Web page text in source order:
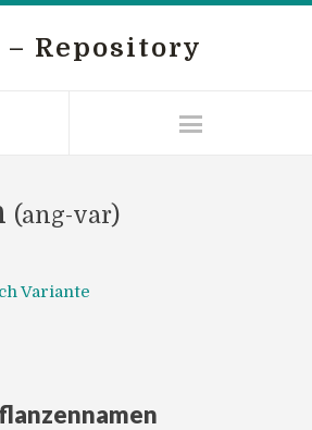
– Repository
(ang-var)
Variante